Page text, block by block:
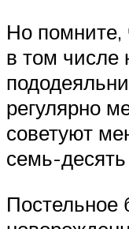
Но помните,
в том числе
регулярно
советуют
семь-
Постельное